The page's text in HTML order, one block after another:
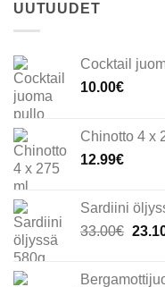
UUTUUDET
Cocktail
10.00€
Chinotto 4 x
12.99€
Sardiini
33.00€